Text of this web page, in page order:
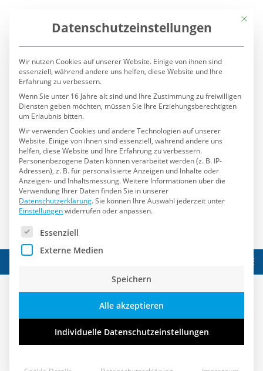
E-Autos sind rollende CO2-
Mogelpackungen
24. Juni 2021
Mit
Datenschutzeinstellungen
Wir nutzen Cookies auf unserer Website. Einige von ihnen sind
essenziell, während andere uns helfen, diese Website und Ihre
Erfahrung zu verbessern.
Wenn Sie unter 16 Jahre alt sind und Ihre Zustimmung zu freiwilligen
Diensten geben möchten, müssen Sie Ihre Erziehungsberechtigten
um Erlaubnis bitten.
Wir verwenden Cookies und andere Technologien auf unserer
Website. Einige von ihnen sind essenziell, während andere uns
helfen, diese Website und Ihre Erfahrung zu verbessern.
Personenbezogene Daten können verarbeitet werden (z. B. IP-
Adressen), z. B. für personalisierte Anzeigen und Inhalte oder
Anzeigen- und Inhaltsmessung.Weitere Informationen über die
Verwendung Ihrer Daten finden Sie in unserer
Datenschutzerklärung.Sie können Ihre Auswahl jederzeit unter
Einstellungenwiderrufen oder anpassen.
Es folgt eine Liste der Service-Gruppen, für die eine
Essenziell
Externe Medien
Speichern
Alle akzeptieren
Individuelle Datenschutzeinstellungen